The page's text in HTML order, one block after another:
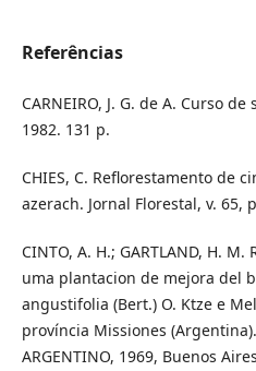
Referências
CARNEIRO, J. G. de A. Curso
1982. 131 p.
CHIES, C. Reflorestamento de
azerach. Jornal Florestal, v. 65,
CINTO, A. H.; GARTLAND, H.
uma plantacion de mejora del
angustifolia (Bert.) O. Ktze e
província Missiones (Argentina).
ARGENTINO, 1969, Buenos